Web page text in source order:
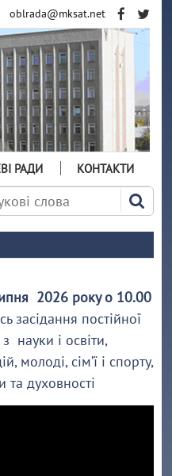
oblrada@mksat.net
РАДИ КОНТАКТИ
2026 року о 10.00
засідання постійної
з науки і освіти,
молоді, сім’ї і спорту,
та духовності